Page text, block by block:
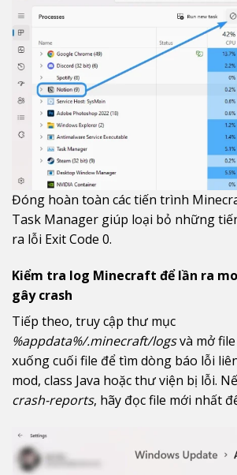
Đóng hoàn toàn các tiến trình
Task Manager giúp loại bỏ những
ra lỗi Exit Code 0.
Kiểm tra log Minecraft để lần ra
gây crash
Tiếp theo, truy cập thư mục
%appdata%/.minecraft/logsvà mở file
xuống cuối file để tìm dòng báo lỗi
mod, class Java hoặc thư viện bị lỗi.
crash-reports, hãy đọc file mới nhất